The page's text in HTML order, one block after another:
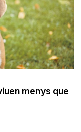
menys que